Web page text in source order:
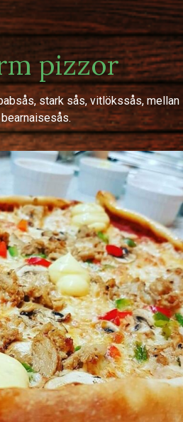
pizzor
stark sås, vitlökssås, mellan